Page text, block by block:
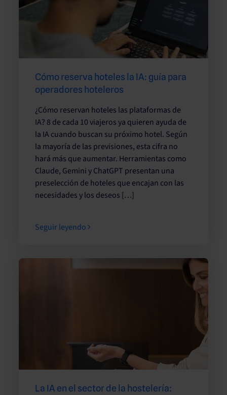
Cómo reserva hoteles la IA: guía para
operadores hoteleros
¿Cómo reservan hoteles las plataformas de
IA? 8 de cada 10 viajeros ya quieren ayuda de
la IA cuando buscan su próximo hotel. Según
la mayoría de las previsiones, esta cifra no
hará más que aumentar. Herramientas como
Claude, Gemini y ChatGPT presentan una
preselección de hoteles que encajan con las
necesidades y los deseos […]
Seguir leyendo
La IA en el sector de la hostelería: